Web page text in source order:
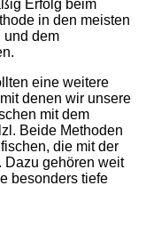
Erfolg beim
in den meisten
und dem
eine weitere
denen wir unsere
mit dem
Beide Methoden
die mit der
Dazu gehören weit
besonders tiefe